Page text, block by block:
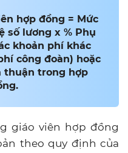
hợp đồng = Mức
số lương x % Phụ
khoản phí khác
công đoàn) hoặc
thuận trong hợp
giáo viên hợp đồng
theo quy định của